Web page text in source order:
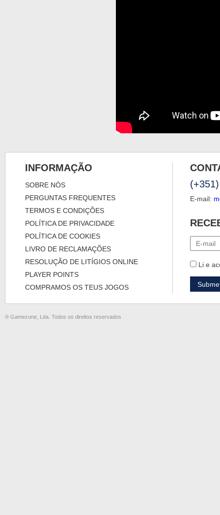
INFORMAÇÃO
SOBRE NÓS
PERGUNTAS FREQUENTES
TERMOS E CONDIÇÕES
POLÍTICA DE PRIVACIDADE
POLÍTICA DE COOKIES
LIVRO DE RECLAMAÇÕES
RESOLUÇÃO DE LITÍGIOS ONLINE
PLAYER POINTS
COMPRAMOS OS TEUS JOGOS
E-mail:
Li e
® Gamezone, Lda. Todos os direitos reservados